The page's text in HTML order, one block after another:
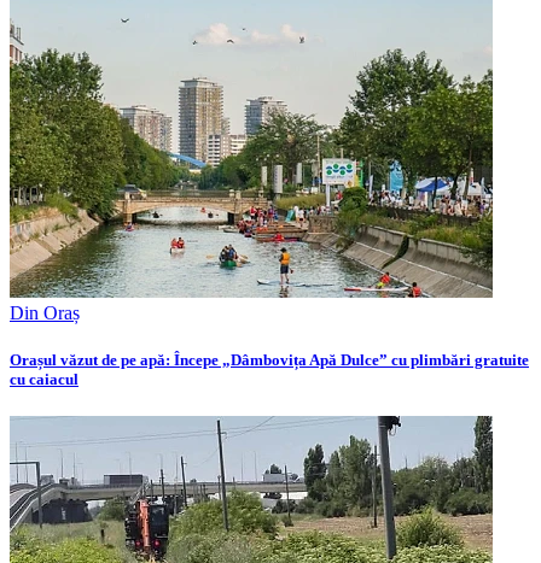
Din Oraș
Orașul văzut de pe apă: Începe „Dâmbovița Apă Dulce” cu plimbări gratuite
cu caiacul